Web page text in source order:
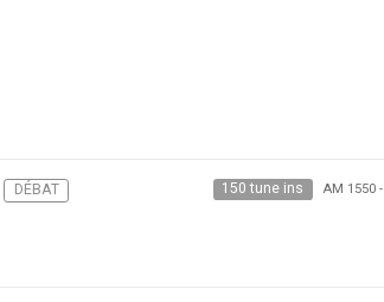
DÉBAT 150 tune ins AM 1550-